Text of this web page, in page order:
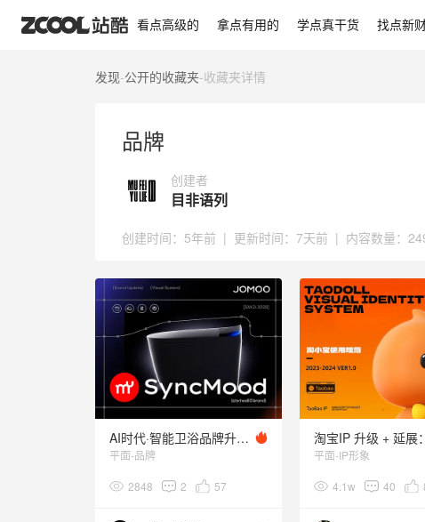
看点高级的 拿点有用的 学点真干货 找点新
发现-公开的收藏夹-收藏夹详情
品牌
创建者
目非语列
创建时间： 5年前 | 更新时间： 7天前 | 内容数量：
品牌
AI时代·智能卫浴品牌升级全案｜从LOGO到终端
平面-品牌
2848 2 57
平面-IP形象
4.1w 40